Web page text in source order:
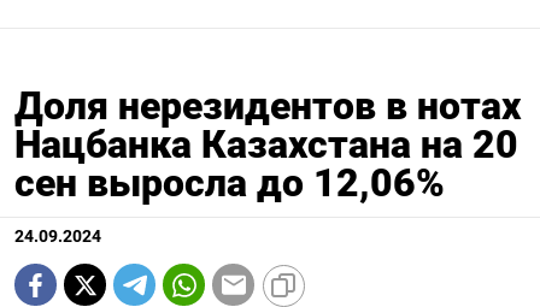
Доля нерезидентов в нотах
Нацбанка Казахстана на 20
сен выросла до 12,06%
24.09.2024